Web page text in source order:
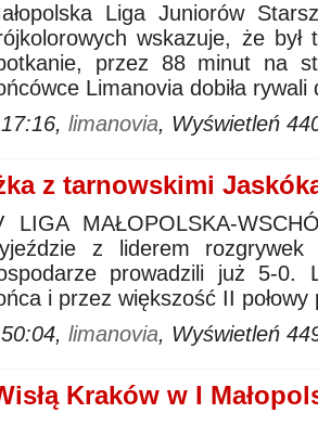
Liga Juniorów
wskazuje, że
przez 88 minut na
Limanovia dobiła
limanovia, Wyświetleń
z tarnowskimi
LIGA MAŁOPOLSKA-
z liderem
prowadzili już 5-0.
i przez większość II
limanovia, Wyświetleń
Kraków w I